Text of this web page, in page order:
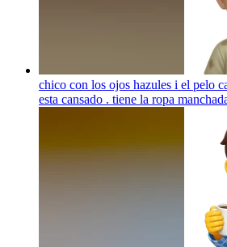
chico con los ojos hazules i el pelo
esta cansado . tiene la ropa